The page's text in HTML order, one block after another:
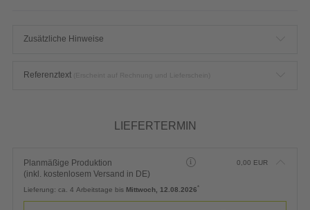
Zusätzliche Hinweise
Referenztext
LIEFERTERMIN
Planmäßige Produktion
(inkl. kostenlosem Versand in DE)
0,00 EUR
Lieferung: ca. 4 Arbeitstage bis Mittwoch, 12.08.2026*